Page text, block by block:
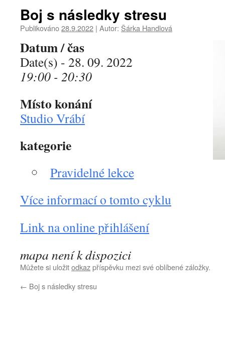
Boj s následky stresu
Publikováno28.9.2022 | Autor: Šárka Handlová
Datum / čas
Date(s) - 28. 09. 2022
19:00 - 20:30
Místo konání
Studio Vrábí
kategorie
Pravidelné lekce
Více informací o tomto cyklu
Link na online přihlášení
mapa není k dispozici
Můžete si uložitodkazpříspěvku mezi své oblíbené záložky.
← Boj s následky stresu